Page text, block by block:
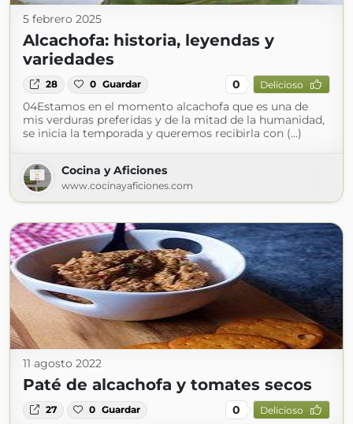
5 febrero 2025
Alcachofa: historia, leyendas y
variedades
28 0 Guardar 0 Delicioso
04Estamos en el momento alcachofa que es una de
mis verduras preferidas y de la mitad de la humanidad,
se inicia la temporada y queremos recibirla con (...)
Cocina y Aficiones
www.cocinayaficiones.com
11 agosto 2022
Paté de alcachofa y tomates secos
27 0 Guardar 0 Delicioso